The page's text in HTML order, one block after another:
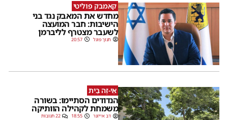
קאמבק פוליטי
מחדש את המאבק נגד בני
הישיבות: חבר המועצה
לשעבר מצטרף לליברמן
חנוך פוגל 20:57
אֵי-זֶה בַּיִת
הנדודים הסתיימו: בשורה
משמחת לקהילה הוותיקה
דב אייזנר 18:55 22 תגובות